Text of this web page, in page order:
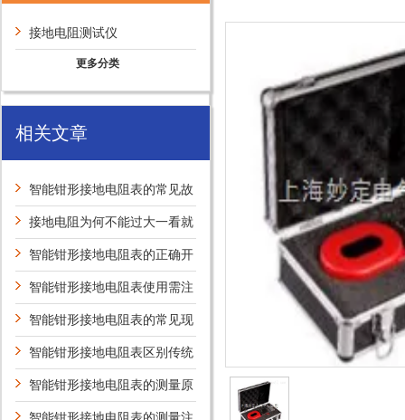
接地电阻测试仪
更多分类
相关文章
智能钳形接地电阻表的常见故
障相应解决方法分享
接地电阻为何不能过大一看就
明白！
智能钳形接地电阻表的正确开
机指导
智能钳形接地电阻表使用需注
意是否单点接地
智能钳形接地电阻表的常见现
场应用
智能钳形接地电阻表区别传统
接地电阻表的几点
智能钳形接地电阻表的测量原
理